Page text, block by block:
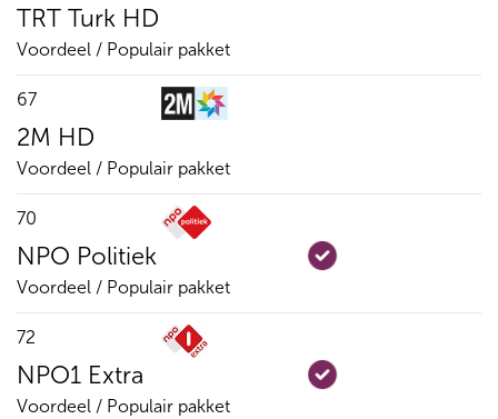
TRT Turk HD
Voordeel / Populair pakket
67
2M HD
Voordeel / Populair pakket
70
NPO Politiek
Voordeel / Populair pakket
72
NPO1 Extra
Voordeel / Populair pakket